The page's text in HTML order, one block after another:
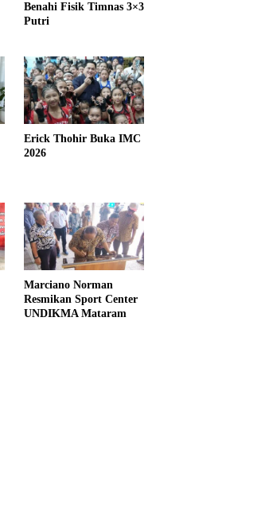
Benahi Fisik Timnas 3×3
Putri
Erick Thohir Buka IMC
2026
Marciano Norman
Resmikan Sport Center
UNDIKMA Mataram